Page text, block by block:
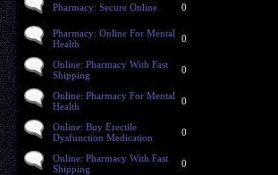
Pharmacy: Secure Online 0
Pharmacy: Online For Mental
Health
0
Online: Pharmacy With Fast
Shipping
0
Online: Pharmacy For Mental
Health
0
Online: Buy Erectile
Dysfunction Medication
0
Online: Pharmacy With Fast
Shipping
0